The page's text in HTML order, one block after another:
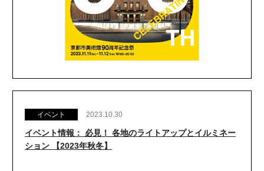
イベント 2023.10.30
イベント情報： 必見！ 各地のライトアップとイルミネー
ション 【2023年秋冬】